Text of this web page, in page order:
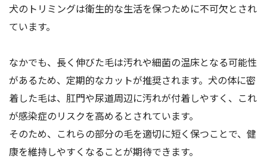
犬のトリミングは衛生的な生活を保つために不可欠とされ
ています。
なかでも、長く伸びた毛は汚れや細菌の温床となる可能性
があるため、定期的なカットが推奨されます。犬の体に密
着した毛は、肛門や尿道周辺に汚れが付着しやすく、これ
が感染症のリスクを高めるとされています。
そのため、これらの部分の毛を適切に短く保つことで、健
康を維持しやすくなることが期待できます。